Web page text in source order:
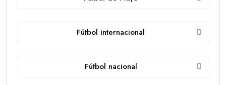
Fútbol internacional
Fútbol nacional